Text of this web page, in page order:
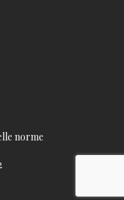
norme